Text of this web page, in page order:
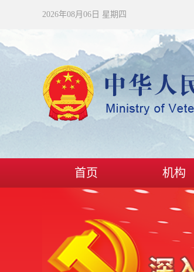
2026年08月06日 星期四
首页 机构